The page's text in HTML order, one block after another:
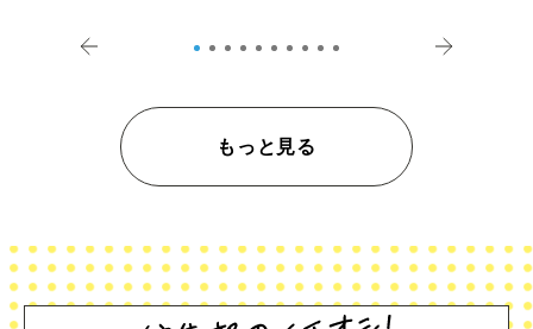
もっと見る